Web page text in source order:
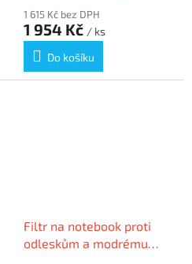
1 615 Kč bez DPH
1 954 Kč / ks
Do košíku
Filtr na notebook proti
odleskům a modrému